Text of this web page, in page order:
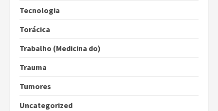
Tecnologia
Torácica
Trabalho (Medicina do)
Trauma
Tumores
Uncategorized